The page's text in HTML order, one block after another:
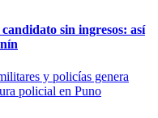
sin ingresos: así